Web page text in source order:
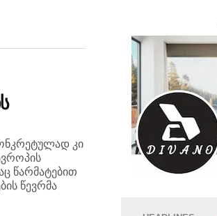
კი
წარმატებით
წევრმა